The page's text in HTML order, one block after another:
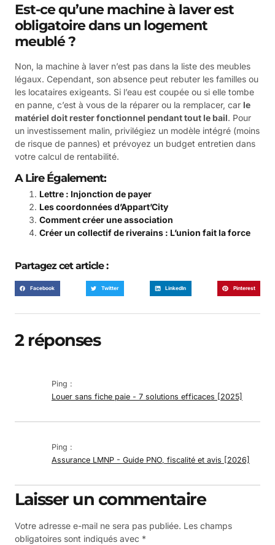
Est-ce qu’une machine à laver est
obligatoire dans un logement
meublé ?
Non, la machine à laver n’est pas dans la liste des meubles
légaux. Cependant, son absence peut rebuter les familles ou
les locataires exigeants. Si l’eau est coupée ou si elle tombe
en panne, c’est à vous de la réparer ou la remplacer, car le
matériel doit rester fonctionnel pendant tout le bail. Pour
un investissement malin, privilégiez un modèle intégré (moins
de risque de pannes) et prévoyez un budget entretien dans
votre calcul de rentabilité.
A Lire Également:
Lettre : Injonction de payer
Les coordonnées d’Appart’City
Comment créer une association
Créer un collectif de riverains : L’union fait la force
Partagez cet article :
Facebook Twitter LinkedIn Pinterest
2 réponses
Ping :
Louer sans fiche paie - 7 solutions efficaces [2025]
Ping :
Assurance LMNP - Guide PNO, fiscalité et avis [2026]
Laisser un commentaire
Votre adresse e-mail ne sera pas publiée. Les champs
obligatoires sont indiqués avec *